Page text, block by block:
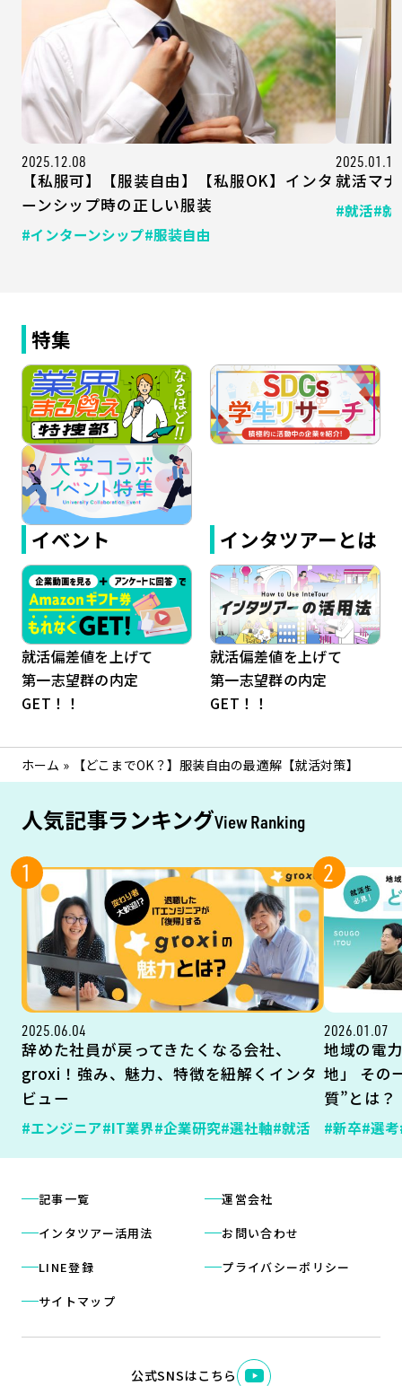
2025.12.08
【私服可】【服装自由】【私服OK】インタ
ーンシップ時の正しい服装
#インターンシップ#服装自由
2025.01.10
就活マ
#就活#就
特集
イベント
就活偏差値を上げて
第一志望群の内定
GET！！
インタツアーとは
就活偏差値を上げて
第一志望群の内定
GET！！
ホーム » 【どこまでOK？】服装自由の最適解【就活対策】
人気記事ランキングView Ranking
1
2025.06.04
辞めた社員が戻ってきたくなる会社、
groxi！強み、魅力、特徴を紐解くインタ
ビュー
#エンジニア#IT業界#企業研究#選社軸#就活
2
2026.01.07
地域の電
地」 その
質”とは？
#新卒#選考
記事一覧
インタツアー活用法
LINE登録
サイトマップ
運営会社
お問い合わせ
プライバシーポリシー
公式SNSはこちら